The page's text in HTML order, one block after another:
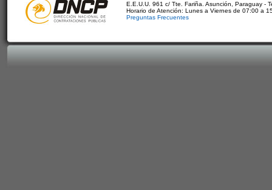
E.E.U.U. 961 c/ Tte. Fariña. Asunción, Paraguay -
Horario de Atención: Lunes a Viernes de 07:00 a
Preguntas Frecuentes